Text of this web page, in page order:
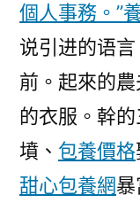
個人事務。”
说引进的语
前。起來的
的衣服。幹
墳、 包養價格
甜心包養網暴